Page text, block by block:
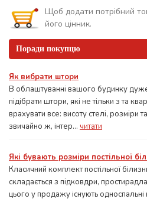
Щоб додати потрібний
його цінник.
Поради покупцю
Як вибрати штори
В облаштуванні вашого будинку
підібрати штори, які не тільки з та
врахувати все: висоту стелі, розміри
звичайно ж, інтер... читати
Які бувають розміри постільної
Класичний комплект постільної
складається з підковдри,
цього у продажу існують односпальні